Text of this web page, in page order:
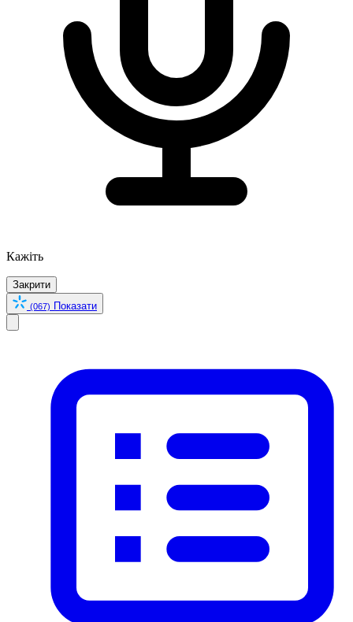
Кажіть
Закрити
(067) Показати